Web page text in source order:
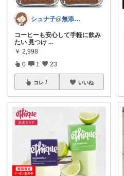
シュナ子@無添加✖️エコ✖️時短生活
コーヒーも安心して手軽に飲み
たい 見つけ ...
￥ 2,998
0 1 23
コレ いいね